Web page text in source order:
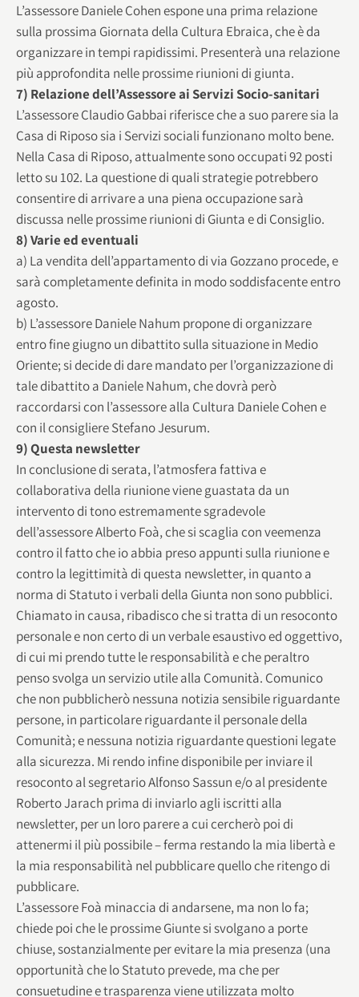
L’assessore Daniele Cohen espone una prima relazione
sulla prossima Giornata della Cultura Ebraica, che è da
organizzare in tempi rapidissimi. Presenterà una relazione
più approfondita nelle prossime riunioni di giunta.
7) Relazione dell’Assessore ai Servizi Socio-sanitari
L’assessore Claudio Gabbai riferisce che a suo parere sia la
Casa di Riposo sia i Servizi sociali funzionano molto bene.
Nella Casa di Riposo, attualmente sono occupati 92 posti
letto su 102. La questione di quali strategie potrebbero
consentire di arrivare a una piena occupazione sarà
discussa nelle prossime riunioni di Giunta e di Consiglio.
8) Varie ed eventuali
a) La vendita dell’appartamento di via Gozzano procede, e
sarà completamente definita in modo soddisfacente entro
agosto.
b) L’assessore Daniele Nahum propone di organizzare
entro fine giugno un dibattito sulla situazione in Medio
Oriente; si decide di dare mandato per l’organizzazione di
tale dibattito a Daniele Nahum, che dovrà però
raccordarsi con l’assessore alla Cultura Daniele Cohen e
con il consigliere Stefano Jesurum.
9) Questa newsletter
In conclusione di serata, l’atmosfera fattiva e
collaborativa della riunione viene guastata da un
intervento di tono estremamente sgradevole
dell’assessore Alberto Foà, che si scaglia con veemenza
contro il fatto che io abbia preso appunti sulla riunione e
contro la legittimità di questa newsletter, in quanto a
norma di Statuto i verbali della Giunta non sono pubblici.
Chiamato in causa, ribadisco che si tratta di un resoconto
personale e non certo di un verbale esaustivo ed oggettivo,
di cui mi prendo tutte le responsabilità e che peraltro
penso svolga un servizio utile alla Comunità. Comunico
che non pubblicherò nessuna notizia sensibile riguardante
persone, in particolare riguardante il personale della
Comunità; e nessuna notizia riguardante questioni legate
alla sicurezza. Mi rendo infine disponibile per inviare il
resoconto al segretario Alfonso Sassun e/o al presidente
Roberto Jarach prima di inviarlo agli iscritti alla
newsletter, per un loro parere a cui cercherò poi di
attenermi il più possibile – ferma restando la mia libertà e
la mia responsabilità nel pubblicare quello che ritengo di
pubblicare.
L’assessore Foà minaccia di andarsene, ma non lo fa;
chiede poi che le prossime Giunte si svolgano a porte
chiuse, sostanzialmente per evitare la mia presenza (una
opportunità che lo Statuto prevede, ma che per
consuetudine e trasparenza viene utilizzata molto